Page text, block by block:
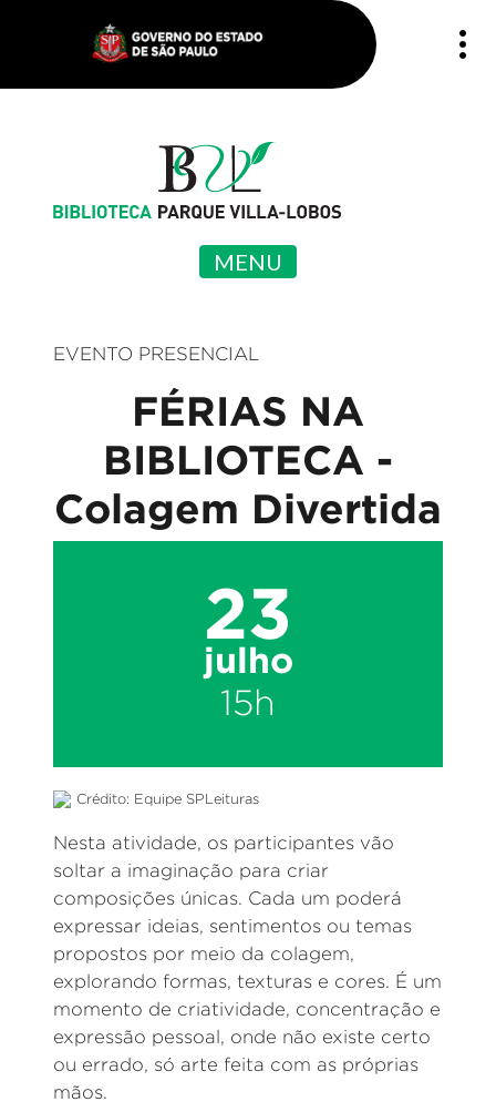
MENU
EVENTO PRESENCIAL
FÉRIAS NA
BIBLIOTECA -
Colagem Divertida
23
julho
15h
Crédito: Equipe SPLeituras
Nesta atividade, os participantes vão
soltar a imaginação para criar
composições únicas. Cada um poderá
expressar ideias, sentimentos ou temas
propostos por meio da colagem,
explorando formas, texturas e cores. É um
momento de criatividade, concentração e
expressão pessoal, onde não existe certo
ou errado, só arte feita com as próprias
mãos.